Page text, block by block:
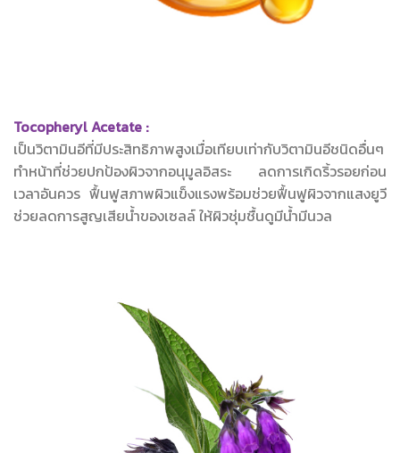
Tocopheryl Acetate :
เป็นวิตามินอีที่มีประสิทธิภาพสูงเมื่อเทียบเท่ากับวิตามินอีชนิดอื่นๆ
ทำหน้าที่ช่วยปกป้องผิวจากอนุมูลอิสระ ลดการเกิดริ้วรอยก่อน
เวลาอันควร ฟื้นฟูสภาพผิวแข็งแรงพร้อมช่วยฟื้นฟูผิวจากแสงยูวี
ช่วยลดการสูญเสียน้ำของเซลล์ ให้ผิวชุ่มชื้นดูมีน้ำมีนวล